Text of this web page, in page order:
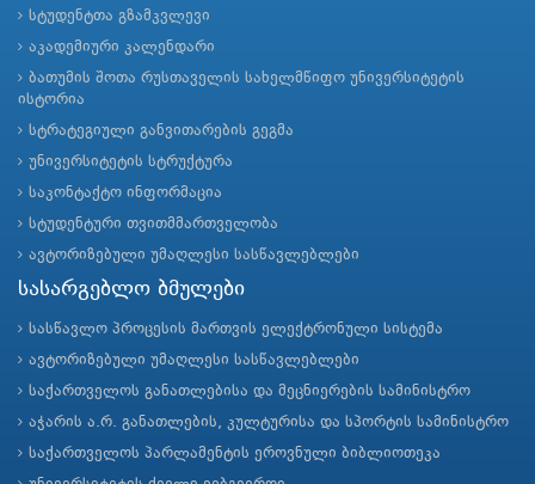
სტუდენტთა გზამკვლევი
აკადემიური კალენდარი
ბათუმის შოთა რუსთაველის სახელმწიფო უნივერსიტეტის
ისტორია
სტრატეგიული განვითარების გეგმა
უნივერსიტეტის სტრუქტურა
საკონტაქტო ინფორმაცია
სტუდენტური თვითმმართველობა
ავტორიზებული უმაღლესი სასწავლებლები
სასარგებლო ბმულები
სასწავლო პროცესის მართვის ელექტრონული სისტემა
ავტორიზებული უმაღლესი სასწავლებლები
საქართველოს განათლებისა და მეცნიერების სამინისტრო
აჭარის ა.რ. განათლების, კულტურისა და სპორტის სამინისტრო
საქართველოს პარლამენტის ეროვნული ბიბლიოთეკა